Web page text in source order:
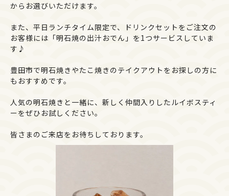
からお選びいただけます。
また、平日ランチタイム限定で、ドリンクセットをご注文の
お客様には「明石焼の出汁おでん」を1つサービスしていま
す♪
豊田市で明石焼きやたこ焼きのテイクアウトをお探しの方に
もおすすめです。
人気の明石焼きと一緒に、新しく仲間入りしたルイボスティ
ーをぜひお試しください。
皆さまのご来店をお待ちしております。